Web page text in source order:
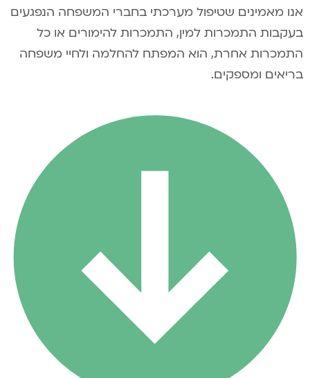
אנו מאמינים שטיפול מערכתי בחברי המשפחה הנפגעים
בעקבות התמכרות למין, התמכרות להימורים או כל
התמכרות אחרת, הוא המפתח להחלמה ולחיי משפחה
בריאים ומספקים.